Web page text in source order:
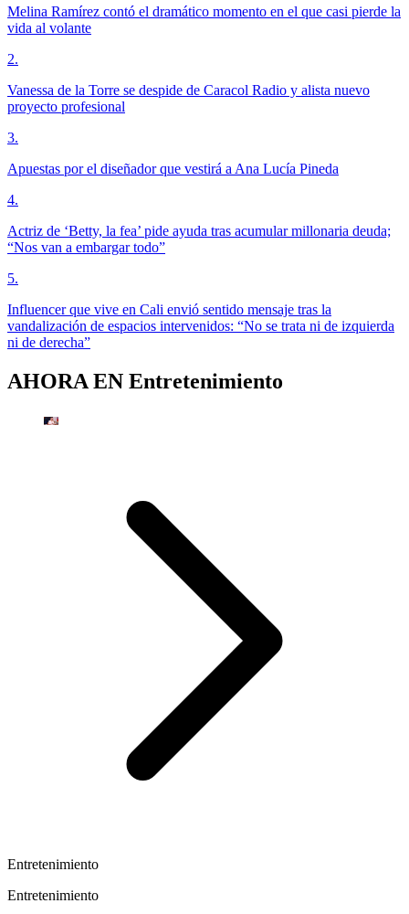
Melina Ramírez contó el dramático momento en el que casi pierde la
vida al volante
2.
Vanessa de la Torre se despide de Caracol Radio y alista nuevo
proyecto profesional
3.
Apuestas por el diseñador que vestirá a Ana Lucía Pineda
4.
Actriz de ‘Betty, la fea’ pide ayuda tras acumular millonaria deuda;
“Nos van a embargar todo”
5.
Influencer que vive en Cali envió sentido mensaje tras la
vandalización de espacios intervenidos: “No se trata ni de izquierda
ni de derecha”
AHORA EN Entretenimiento
Entretenimiento
Entretenimiento